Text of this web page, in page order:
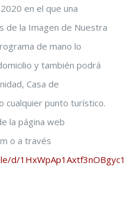
en el que una
de la Imagen de Nuestra
de mano lo
y también podrá
Casa de
cualquier punto turístico.
la página web
o a través
d/